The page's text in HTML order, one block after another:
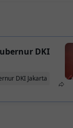
DKI
DKI Jakarta